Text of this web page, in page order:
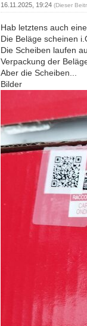
16.11.2025, 19:24(Dieser
Hab letztens auch
Die Beläge scheinen
Die Scheiben laufen
Verpackung der
Aber die Scheiben...
Bilder